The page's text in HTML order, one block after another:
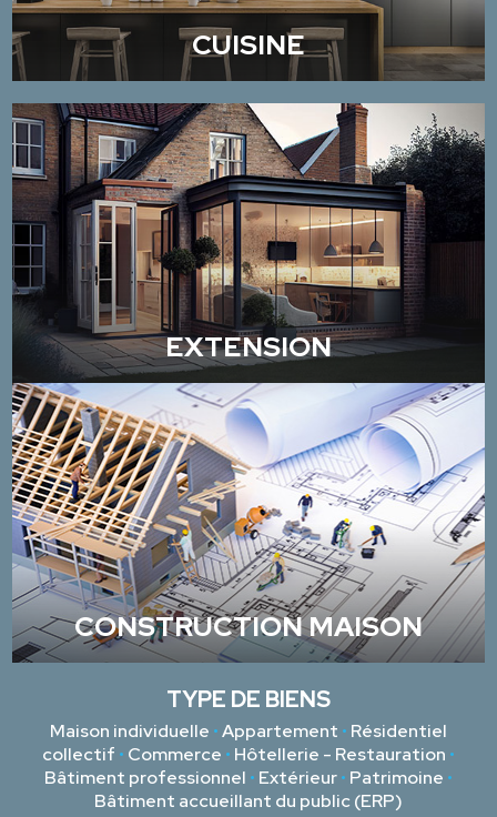
CUISINE
EXTENSION
CONSTRUCTION MAISON
TYPE DE BIENS
Maison individuelle •Appartement • Résidentiel
collectif • Commerce • Hôtellerie - Restauration •
Bâtiment professionnel • Extérieur• Patrimoine •
Bâtiment accueillant du public (ERP)